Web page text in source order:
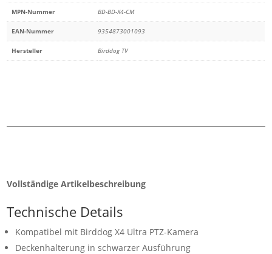
MPN-Nummer BD-BD-X4-CM
EAN-Nummer 9354873001093
Hersteller Birddog TV
Vollständige Artikelbeschreibung
Technische Details
Kompatibel mit Birddog X4 Ultra PTZ-Kamera
Deckenhalterung in schwarzer Ausführung